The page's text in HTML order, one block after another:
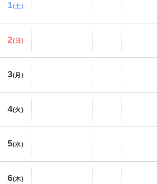
1(土)
2(日)
3(月)
4(火)
5(水)
6(木)